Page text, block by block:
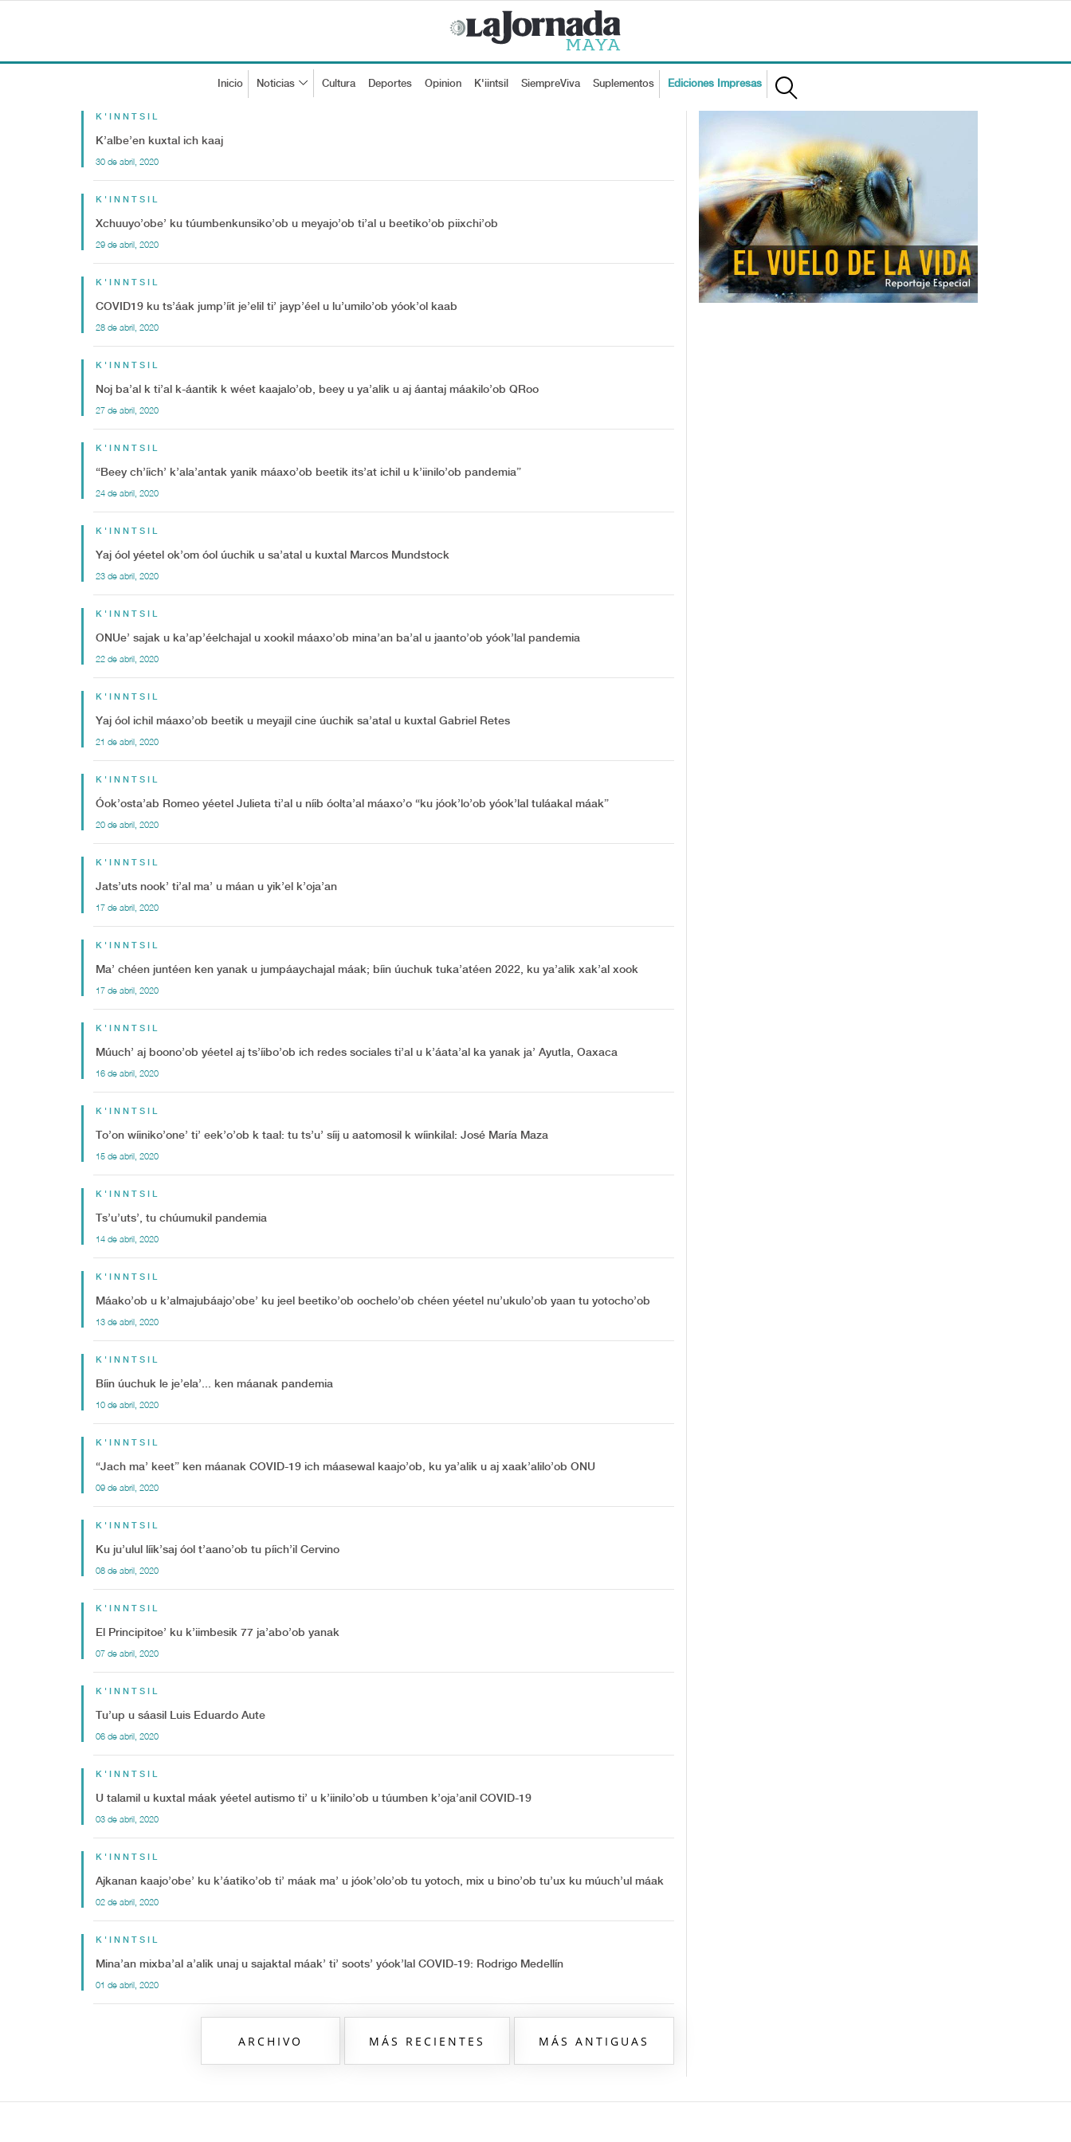
Inicio Noticias Cultura Deportes Opinion K'iintsil SiempreViva Suplementos Ediciones Impresas
K'INNTSIL
K’albe’en kuxtal ich kaaj
30 de abril, 2020
K'INNTSIL
Xchuuyo’obe’ ku túumbenkunsiko’ob u meyajo’ob ti’al u beetiko’ob piixchi’ob
29 de abril, 2020
K'INNTSIL
COVID19 ku ts’áak jump’íit je’elil ti’ jayp’éel u lu’umilo’ob yóok’ol kaab
28 de abril, 2020
K'INNTSIL
Noj ba’al k ti’al k-áantik k wéet kaajalo’ob, beey u ya’alik u aj áantaj máakilo’ob QRoo
27 de abril, 2020
K'INNTSIL
“Beey ch’íich’ k’ala’antak yanik máaxo’ob beetik its’at ichil u k’iinilo’ob pandemia”
24 de abril, 2020
K'INNTSIL
Yaj óol yéetel ok’om óol úuchik u sa’atal u kuxtal Marcos Mundstock
23 de abril, 2020
K'INNTSIL
ONUe’ sajak u ka’ap’éelchajal u xookil máaxo’ob mina’an ba’al u jaanto’ob yóok’lal pandemia
22 de abril, 2020
K'INNTSIL
Yaj óol ichil máaxo’ob beetik u meyajil cine úuchik sa’atal u kuxtal Gabriel Retes
21 de abril, 2020
K'INNTSIL
Óok’osta’ab Romeo yéetel Julieta ti’al u níib óolta’al máaxo’o “ku jóok’lo’ob yóok’lal tuláakal máak”
20 de abril, 2020
K'INNTSIL
Jats’uts nook’ ti’al ma’ u máan u yik’el k’oja’an
17 de abril, 2020
K'INNTSIL
Ma’ chéen juntéen ken yanak u jumpáaychajal máak; bíin úuchuk tuka’atéen 2022, ku ya’alik xak’al xook
17 de abril, 2020
K'INNTSIL
Múuch’ aj boono’ob yéetel aj ts’íibo’ob ich redes sociales ti’al u k’áata’al ka yanak ja’ Ayutla, Oaxaca
16 de abril, 2020
K'INNTSIL
To’on wíiniko’one’ ti’ eek’o’ob k taal: tu ts’u’ síij u aatomosil k wíinkilal: José María Maza
15 de abril, 2020
K'INNTSIL
Ts’u’uts’, tu chúumukil pandemia
14 de abril, 2020
K'INNTSIL
Máako’ob u k’almajubáajo’obe’ ku jeel beetiko’ob oochelo’ob chéen yéetel nu’ukulo’ob yaan tu yotocho’ob
13 de abril, 2020
K'INNTSIL
Bíin úuchuk le je’ela’... ken máanak pandemia
10 de abril, 2020
K'INNTSIL
“Jach ma’ keet” ken máanak COVID-19 ich máasewal kaajo’ob, ku ya’alik u aj xaak’alilo’ob ONU
09 de abril, 2020
K'INNTSIL
Ku ju’ulul líik’saj óol t’aano’ob tu píich’il Cervino
08 de abril, 2020
K'INNTSIL
El Principitoe’ ku k’iimbesik 77 ja’abo’ob yanak
07 de abril, 2020
K'INNTSIL
Tu’up u sáasil Luis Eduardo Aute
06 de abril, 2020
K'INNTSIL
U talamil u kuxtal máak yéetel autismo ti’ u k’iinilo’ob u túumben k’oja’anil COVID-19
03 de abril, 2020
K'INNTSIL
Ajkanan kaajo’obe’ ku k’áatiko’ob ti’ máak ma’ u jóok’olo’ob tu yotoch, mix u bino’ob tu’ux ku múuch’ul máak
02 de abril, 2020
K'INNTSIL
Mina’an mixba’al a’alik unaj u sajaktal máak’ ti’ soots’ yóok’lal COVID-19: Rodrigo Medellín
01 de abril, 2020
MÁS ANTIGUAS
MÁS RECIENTES
ARCHIVO